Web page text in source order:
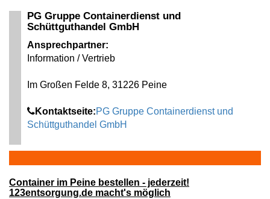
PG Gruppe Containerdienst und
Schüttguthandel GmbH
Ansprechpartner:
Information / Vertrieb
Im Großen Felde 8, 31226 Peine
Kontaktseite:PG Gruppe Containerdienst und
Schüttguthandel GmbH
Container im Peine bestellen - jederzeit!
123entsorgung.de macht's möglich